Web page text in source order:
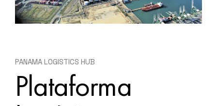
PANAMA LOGISTICS HUB
Plataforma